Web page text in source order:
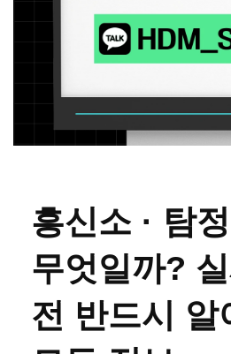
흥신소 · 탐
무엇일까?
전 반드시 알